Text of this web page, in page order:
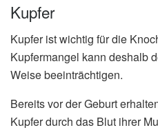
Kupfer
Kupfer ist wichtig für die
Kupfermangel kann deshalb
Weise beeinträchtigen.
Bereits vor der Geburt
Kupfer durch das Blut ihrer